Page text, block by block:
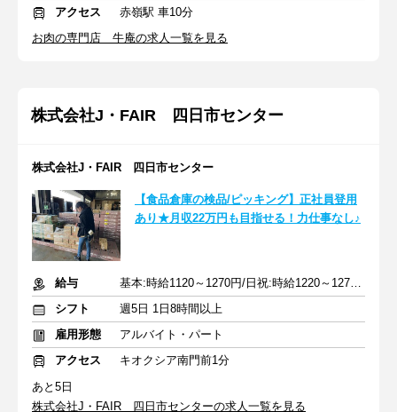
アクセス
赤嶺駅 車10分
お肉の専門店 牛庵の求人一覧を見る
株式会社J・FAIR 四日市センター
株式会社J・FAIR 四日市センター
【食品倉庫の検品/ピッキング】正社員登用
あり★月収22万円も目指せる！力仕事なし♪
給与
基本:時給1120～1270円/日祝:時給1220～1270円 +交通費全額支給
シフト
週5日 1日8時間以上
雇用形態
アルバイト・パート
アクセス
キオクシア南門前1分
あと5日
株式会社J・FAIR 四日市センターの求人一覧を見る